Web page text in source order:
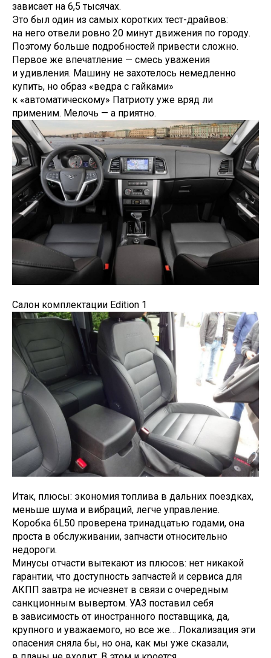
зависает на 6,5 тысячах.
Это был один из самых коротких тест-драйвов:
на него отвели ровно 20 минут движения по городу.
Поэтому больше подробностей привести сложно.
Первое же впечатление — смесь уважения
и удивления. Машину не захотелось немедленно
купить, но образ «ведра с гайками»
к «автоматическому» Патриоту уже вряд ли
применим. Мелочь — а приятно.
Салон комплектации Edition 1
Итак, плюсы: экономия топлива в дальних поездках,
меньше шума и вибраций, легче управление.
Коробка 6L50 проверена тринадцатью годами, она
проста в обслуживании, запчасти относительно
недороги.
Минусы отчасти вытекают из плюсов: нет никакой
гарантии, что доступность запчастей и сервиса для
АКПП завтра не исчезнет в связи с очередным
санкционным вывертом. УАЗ поставил себя
в зависимость от иностранного поставщика, да,
крупного и уважаемого, но все же… Локализация эти
опасения сняла бы, но она, как мы уже сказали,